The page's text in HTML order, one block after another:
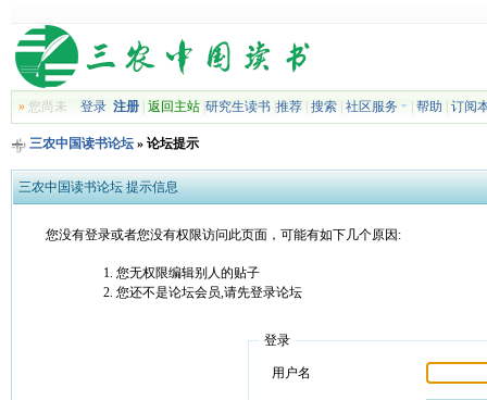
»您尚未 登录 注册| 返回主站| 研究生读书| 推荐| 搜索| 社区服务 帮助 订阅
三农中国读书论坛» 论坛提示
三农中国读书论坛 提示信息
您没有登录或者您没有权限访问此页面，可能有如下几个原因:
您无权限编辑别人的贴子
您还不是论坛会员,请先登录论坛
登录
用户名